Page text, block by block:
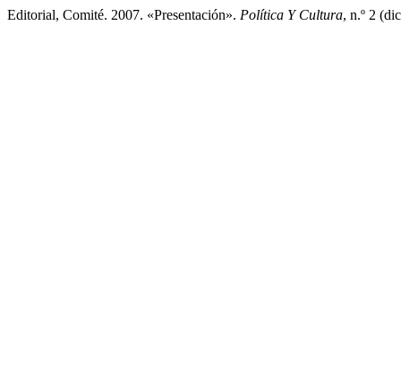
Editorial, Comité. 2007. «Presentación». Política Y Cultura, n.º 2